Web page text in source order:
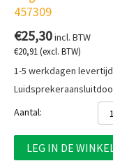
457309
€25,30incl. BTW
€20,91(excl. BTW)
1-5 werkdagen levertijd
Aantal:
LEG IN DE